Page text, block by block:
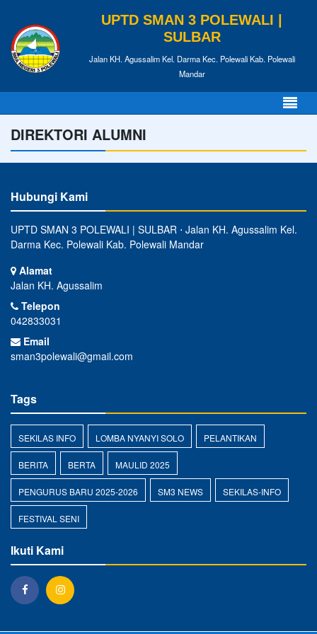
UPTD SMAN 3 POLEWALI |
SULBAR
Jalan KH. Agussalim Kel. Darma Kec. Polewali Kab. Polewali
Mandar
DIREKTORI ALUMNI
Hubungi Kami
UPTD SMAN 3 POLEWALI | SULBAR ⋅ Jalan KH. Agussalim Kel.
Darma Kec. Polewali Kab. Polewali Mandar
Alamat
Jalan KH. Agussalim
Telepon
042833031
Email
sman3polewali@gmail.com
Tags
SEKILAS INFO LOMBA NYANYI SOLO PELANTIKAN
BERITA BERTA MAULID 2025
PENGURUS BARU 2025-2026 SM3 NEWS SEKILAS-INFO
FESTIVAL SENI
Ikuti Kami